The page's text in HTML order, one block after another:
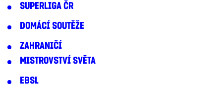
SUPERLIGA ČR
DOMÁCÍ SOUTĚŽE
ZAHRANIČÍ
MISTROVSTVÍ SVĚTA
EBSL